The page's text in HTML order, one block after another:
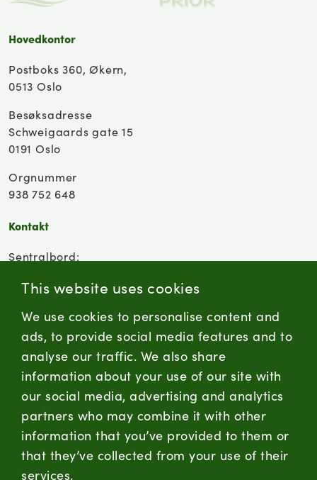
This website uses cookies
We use cookies to personalise content and
ads, to provide social media features and to
analyse our traffic. We also share
information about your use of our site with
our social media, advertising and analytics
partners who may combine it with other
information that you’ve provided to them or
that they’ve collected from your use of their
services.
Hovedkontor
Postboks 360, Økern,
0513 Oslo
Besøksadresse
Schweigaards gate 15
0191 Oslo
Orgnummer
938 752 648
Kontakt
Sentralbord:
Kontaktskjema
firmapost@nortura.no
LinkedInFacebookInstagram